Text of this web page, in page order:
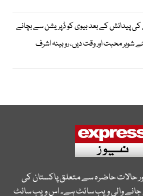
پیدائش کے بعد بیوی کو ڈپریشن سے بچانے
شوہر محبت اور وقت دیں، روبینہ اشرف
حالات حاضرہ سے متعلق پاکستان کی
والی ویب سائٹ ہے۔ اس ویب سائٹ